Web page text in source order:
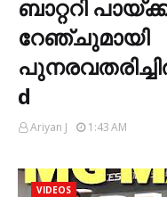
ബാറ്ററി
റേഞ്ചുമായി
d
Ariyan J 1:43 AM
VIDEOS